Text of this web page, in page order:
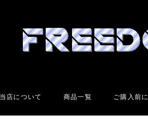
店について 商品一覧 ご購入前に